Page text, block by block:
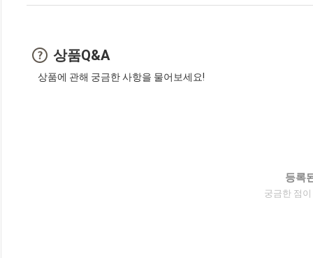
상품Q&A
상품에 관해 궁금한 사항을 물어보세요!
등록
궁금한 점